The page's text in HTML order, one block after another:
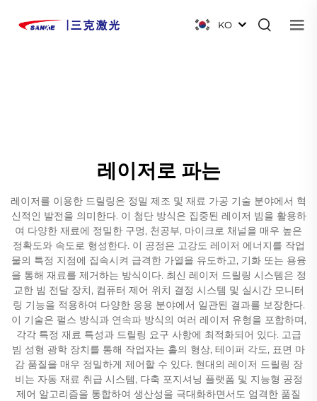
KO
레이저로 파는
레이저를 이용한 드릴링은 정밀 제조 및 재료 가공 기술 분야에서 혁
신적인 발전을 의미한다. 이 첨단 방식은 집중된 레이저 빔을 활용하
여 다양한 재료에 정밀한 구멍, 천공부, 마이크로 채널을 매우 높은
정확도와 속도로 형성한다. 이 공정은 고강도 레이저 에너지를 작업
물의 특정 지점에 집속시켜 급격한 가열을 유도하고, 기화 또는 용융
을 통해 재료를 제거하는 방식이다. 최신 레이저 드릴링 시스템은 정
교한 빔 전달 장치, 컴퓨터 제어 위치 결정 시스템 및 실시간 모니터
링 기능을 적용하여 다양한 응용 분야에서 일관된 결과를 보장한다.
이 기술은 펄스 방식과 연속파 방식의 여러 레이저 유형을 포함하며,
각각 특정 재료 특성과 드릴링 요구 사항에 최적화되어 있다. 고급
빔 성형 광학 장치를 통해 작업자는 홀의 형상, 테이퍼 각도, 표면 마
감 품질을 매우 정밀하게 제어할 수 있다. 현대의 레이저 드릴링 장
비는 자동 재료 취급 시스템, 다축 포지셔닝 플랫폼 및 지능형 공정
제어 알고리즘을 통합하여 생산성을 극대화하면서도 엄격한 품질